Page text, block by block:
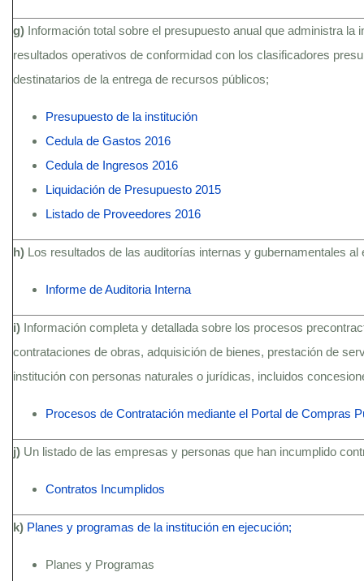
g) Información total sobre el presupuesto anual que administra
resultados operativos de conformidad con los clasificadores
destinatarios de la entrega de recursos públicos;
Presupuesto de la institución
Cedula de Gastos 2016
Cedula de Ingresos 2016
Liquidación de Presupuesto 2015
Listado de Proveedores 2016
h) Los resultados de las auditorías internas y gubernamentales al
Informe de Auditoria Interna
i) Información completa y detallada sobre los procesos
contrataciones de obras, adquisición de bienes, prestación de
institución con personas naturales o jurídicas, incluidos
Procesos de Contratación mediante el Portal de Compras
j) Un listado de las empresas y personas que han incumplido
Contratos Incumplidos
k) Planes y programas de la institución en ejecución;
Planes y Programas